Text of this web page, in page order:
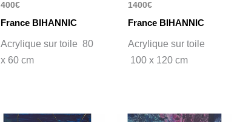
400€
France BIHANNIC
Acrylique sur toile 80
x 60 cm
1400€
France BIHANNIC
Acrylique sur toile
100 x 120 cm